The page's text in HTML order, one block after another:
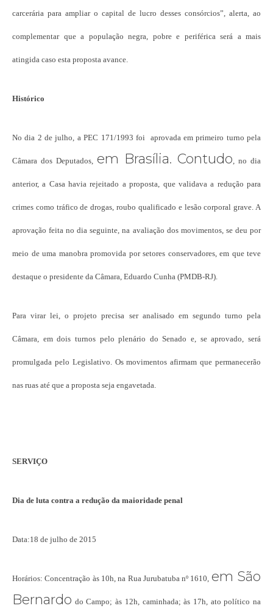
carcerária para ampliar o capital de lucro desses consórcios”, alerta, ao
complementar que a população negra, pobre e periférica será a mais
atingida caso esta proposta avance.
Histórico
No dia 2 de julho, a PEC 171/1993 foi aprovada em primeiro turno pela
Câmara dos Deputados, em Brasília. Contudo , no dia
anterior, a Casa havia rejeitado a proposta, que validava a redução para
crimes como tráfico de drogas, roubo qualificado e lesão corporal grave. A
aprovação feita no dia seguinte, na avaliação dos movimentos, se deu por
meio de uma manobra promovida por setores conservadores, em que teve
destaque o presidente da Câmara, Eduardo Cunha (PMDB-RJ).
Para virar lei, o projeto precisa ser analisado em segundo turno pela
Câmara, em dois turnos pelo plenário do Senado e, se aprovado, será
promulgada pelo Legislativo. Os movimentos afirmam que permanecerão
nas ruas até que a proposta seja engavetada.
SERVIÇO
Dia de luta contra a redução da maioridade penal
Data:18 de julho de 2015
Horários: Concentração às 10h, na Rua Jurubatuba nº 1610, em São
Bernardo do Campo; às 12h, caminhada; às 17h, ato político na